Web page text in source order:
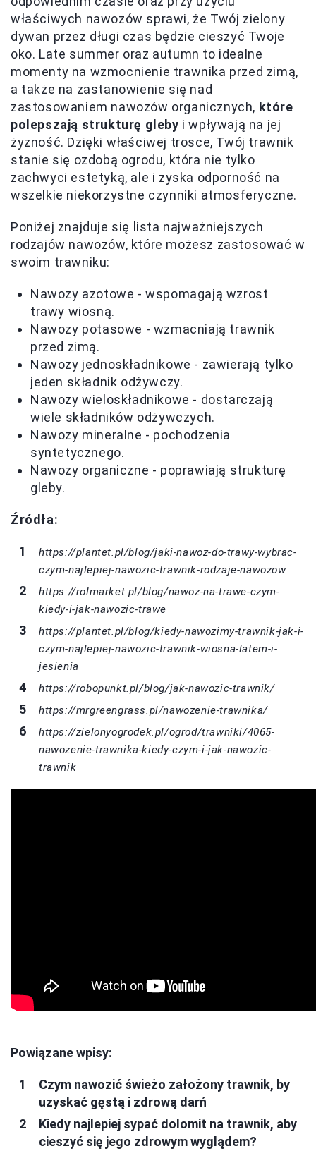
właściwych nawozów sprawi, że Twój zielony
dywan przez długi czas będzie cieszyć Twoje
oko. Late summer oraz autumn to idealne
momenty na wzmocnienie trawnika przed zimą,
a także na zastanowienie się nad
zastosowaniem nawozów organicznych, które
polepszają strukturę gleby i wpływają na jej
żyzność. Dzięki właściwej trosce, Twój trawnik
stanie się ozdobą ogrodu, która nie tylko
zachwyci estetyką, ale i zyska odporność na
wszelkie niekorzystne czynniki atmosferyczne.
Poniżej znajduje się lista najważniejszych
rodzajów nawozów, które możesz zastosować w
swoim trawniku:
Nawozy azotowe - wspomagają wzrost
trawy wiosną.
Nawozy potasowe - wzmacniają trawnik
przed zimą.
Nawozy jednoskładnikowe - zawierają tylko
jeden składnik odżywczy.
Nawozy wieloskładnikowe - dostarczają
wiele składników odżywczych.
Nawozy mineralne - pochodzenia
syntetycznego.
Nawozy organiczne - poprawiają strukturę
gleby.
Źródła:
https://plantet.pl/blog/jaki-nawoz-do-trawy-wybrac-
czym-najlepiej-nawozic-trawnik-rodzaje-nawozow
https://rolmarket.pl/blog/nawoz-na-trawe-czym-
kiedy-i-jak-nawozic-trawe
https://plantet.pl/blog/kiedy-nawozimy-trawnik-jak-i-
czym-najlepiej-nawozic-trawnik-wiosna-latem-i-
jesienia
https://robopunkt.pl/blog/jak-nawozic-trawnik/
https://mrgreengrass.pl/nawozenie-trawnika/
https://zielonyogrodek.pl/ogrod/trawniki/4065-
nawozenie-trawnika-kiedy-czym-i-jak-nawozic-
trawnik
Powiązane wpisy:
Czym nawozić świeżo założony trawnik, by
uzyskać gęstą i zdrową darń
Kiedy najlepiej sypać dolomit na trawnik, aby
cieszyć się jego zdrowym wyglądem?